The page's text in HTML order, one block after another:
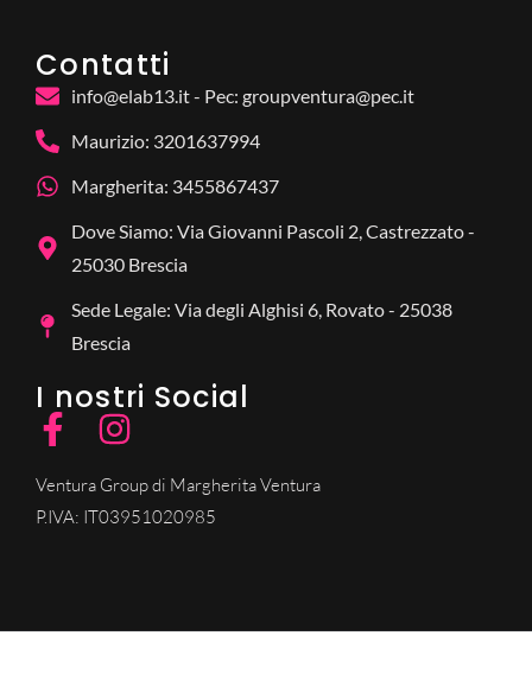
Contatti
info@elab13.it - Pec: groupventura@pec.it
Maurizio: 3201637994
Margherita: 3455867437
Dove Siamo: Via Giovanni Pascoli 2, Castrezzato -
25030 Brescia
Sede Legale: Via degli Alghisi 6, Rovato - 25038
Brescia
I nostri Social
Ventura Group di Margherita Ventura
P.IVA: IT03951020985